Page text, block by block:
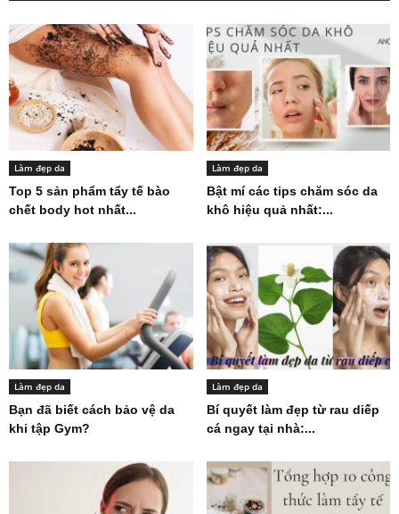
Làm đẹp da
Top 5 sản phẩm tẩy tế bào
chết body hot nhất...
Làm đẹp da
Bật mí các tips chăm sóc da
khô hiệu quả nhất:...
Làm đẹp da
Bạn đã biết cách bảo vệ da
khi tập Gym?
Làm đẹp da
Bí quyết làm đẹp từ rau diếp
cá ngay tại nhà:...